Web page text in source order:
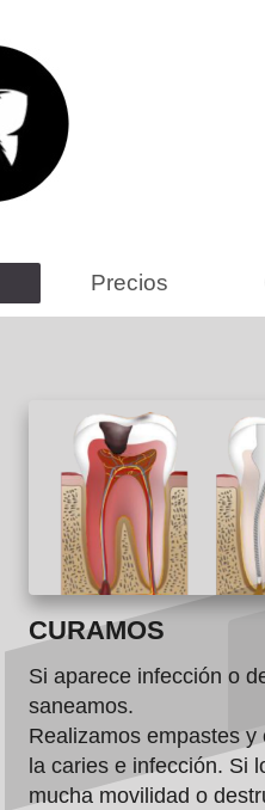
Precios
CURAMOS
Si aparece infección o
saneamos.
Realizamos empastes
la caries e infección. Si
mucha movilidad o